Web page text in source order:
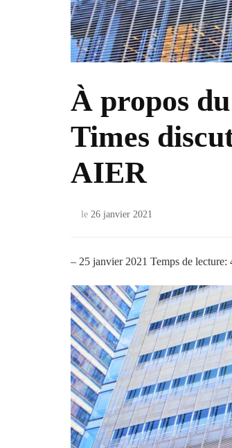
À propos
Times
AIER
le 26 janvier 2021
– 25 janvier 2021 Temps de lecture: